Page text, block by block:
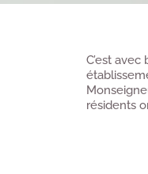
C’est
résidents